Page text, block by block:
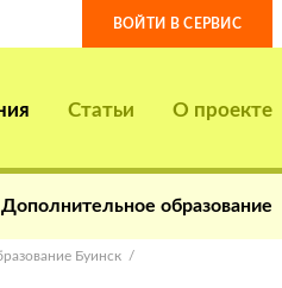
ВОЙТИ В СЕРВИС
Статьи О проекте
Дополнительное образование
Буинск